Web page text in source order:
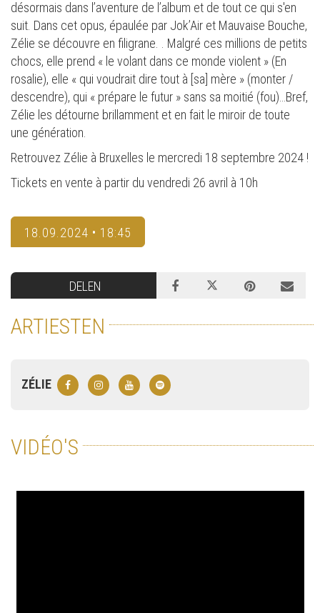
désormais dans l’aventure de l’album et de tout ce qui s'en
suit. Dans cet opus, épaulée par Jok’Air et Mauvaise Bouche,
Zélie se découvre en filigrane. . Malgré ces millions de petits
chocs, elle prend « le volant dans ce monde violent » (En
rosalie), elle « qui voudrait dire tout à [sa] mère » (monter /
descendre), qui « prépare le futur » sans sa moitié (fou)…Bref,
Zélie les détourne brillamment et en fait le miroir de toute
une génération.
Retrouvez Zélie à Bruxelles le mercredi 18 septembre 2024 !
Tickets en vente à partir du vendredi 26 avril à 10h
18.09.2024 • 18:45
DELEN
ARTIESTEN
ZÉLIE
VIDÉO'S